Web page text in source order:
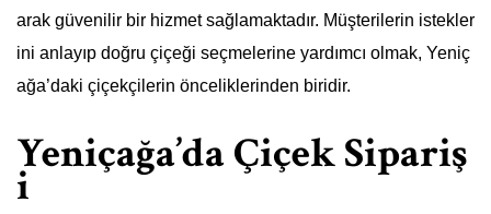
arak güvenilir bir hizmet sağlamaktadır. Müşterilerin istekler
ini anlayıp doğru çiçeği seçmelerine yardımcı olmak, Yeniç
ağa’daki çiçekçilerin önceliklerinden biridir.
Yeniçağa’da Çiçek Sipariş
i